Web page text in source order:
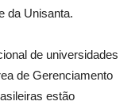
da Unisanta.
de universidades
de Gerenciamento
estão